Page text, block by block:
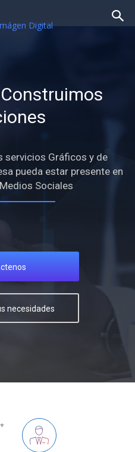
servicios Gráficos y de
pueda estar presente en
Sociales
necesidades
+